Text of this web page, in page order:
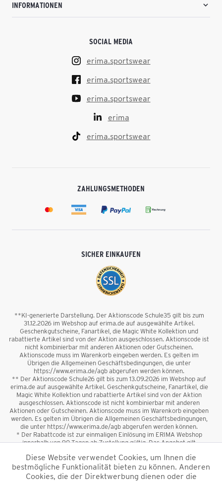
INFORMATIONEN
SOCIAL MEDIA
erima.sportswear
erima.sportswear
erima.sportswear
erima
erima.sportswear
ZAHLUNGSMETHODEN
SICHER EINKAUFEN
**KI-generierte Darstellung. Der Aktionscode Schule35 gilt bis zum
31.12.2026 im Webshop auf erima.de auf ausgewählte Artikel.
Geschenkgutscheine, Fanartikel, die Magic White Kollektion und
rabattierte Artikel sind von der Aktion ausgeschlossen. Aktionscode ist
nicht kombinierbar mit anderen Aktionen oder Gutscheinen.
Aktionscode muss im Warenkorb eingeben werden. Es gelten im
Übrigen die Allgemeinen Geschäftsbedingungen, die unter
https://www.erima.de/agb abgerufen werden können.
** Der Aktionscode Schule26 gilt bis zum 13.09.2026 im Webshop auf
erima.de auf ausgewählte Artikel. Geschenkgutscheine, Fanartikel, die
Magic White Kollektion und rabattierte Artikel sind von der Aktion
ausgeschlossen. Aktionscode ist nicht kombinierbar mit anderen
Aktionen oder Gutscheinen. Aktionscode muss im Warenkorb eingeben
werden. Es gelten im Übrigen die Allgemeinen Geschäftsbedingungen,
die unter https://www.erima.de/agb abgerufen werden können.
* Der Rabattcode ist zur einmaligen Einlösung im ERIMA Webshop
innerhalb von 90 Tagen ab Zustellung gültig. Das Angebot gilt
sowie Geschenkgutscheine sind vom Rabatt ausgeschlossen. Der
Rabattcode ist nicht mit anderen Aktionen oder Gutscheinen
kombinierbar. Der Mindestbestellwert beträgt 50 €
Diese Website verwendet Cookies, um Ihnen die
bestmögliche Funktionalität bieten zu können. Anderen
Cookies, die der Direktwerbung dienen oder die